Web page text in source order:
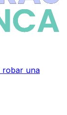
robar una